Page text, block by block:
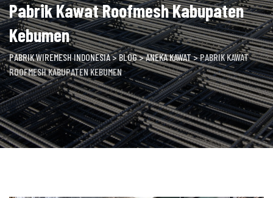
Pabrik Kawat Roofmesh Kabupaten
Kebumen
PABRIK WIREMESH INDONESIA>BLOG>ANEKA KAWAT>PABRIK KAWAT
ROOFMESH KABUPATEN KEBUMEN